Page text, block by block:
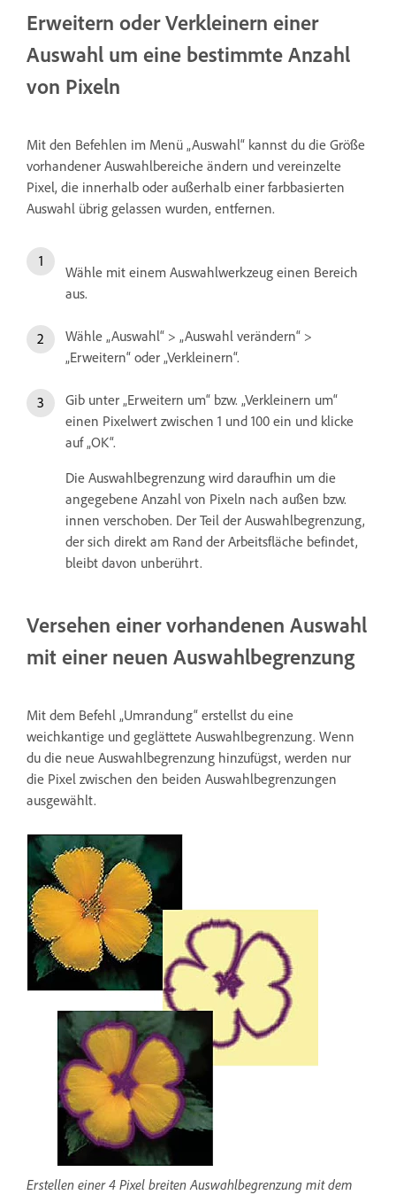
Erweitern oder Verkleinern einer
Auswahl um eine bestimmte Anzahl
von Pixeln
Mit den Befehlen im Menü „Auswahl“ kannst du die Größe
vorhandener Auswahlbereiche ändern und vereinzelte
Pixel, die innerhalb oder außerhalb einer farbbasierten
Auswahl übrig gelassen wurden, entfernen.
Wähle mit einem Auswahlwerkzeug einen Bereich
aus.
Wähle „Auswahl“ > „Auswahl verändern“ >
„Erweitern“ oder „Verkleinern“.
Gib unter „Erweitern um“ bzw. „Verkleinern um“
einen Pixelwert zwischen 1 und 100 ein und klicke
auf „OK“.
Die Auswahlbegrenzung wird daraufhin um die
angegebene Anzahl von Pixeln nach außen bzw.
innen verschoben. Der Teil der Auswahlbegrenzung,
der sich direkt am Rand der Arbeitsfläche befindet,
bleibt davon unberührt.
Versehen einer vorhandenen Auswahl
mit einer neuen Auswahlbegrenzung
Mit dem Befehl „Umrandung“ erstellst du eine
weichkantige und geglättete Auswahlbegrenzung. Wenn
du die neue Auswahlbegrenzung hinzufügst, werden nur
die Pixel zwischen den beiden Auswahlbegrenzungen
ausgewählt.
Erstellen einer 4 Pixel breiten Auswahlbegrenzung mit dem